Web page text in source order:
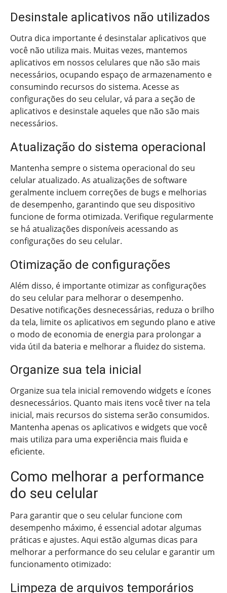
Desinstale aplicativos não utilizados
Outra dica importante é desinstalar aplicativos que
você não utiliza mais. Muitas vezes, mantemos
aplicativos em nossos celulares que não são mais
necessários, ocupando espaço de armazenamento e
consumindo recursos do sistema. Acesse as
configurações do seu celular, vá para a seção de
aplicativos e desinstale aqueles que não são mais
necessários.
Atualização do sistema operacional
Mantenha sempre o sistema operacional do seu
celular atualizado. As atualizações de software
geralmente incluem correções de bugs e melhorias
de desempenho, garantindo que seu dispositivo
funcione de forma otimizada. Verifique regularmente
se há atualizações disponíveis acessando as
configurações do seu celular.
Otimização de configurações
Além disso, é importante otimizar as configurações
do seu celular para melhorar o desempenho.
Desative notificações desnecessárias, reduza o brilho
da tela, limite os aplicativos em segundo plano e ative
o modo de economia de energia para prolongar a
vida útil da bateria e melhorar a fluidez do sistema.
Organize sua tela inicial
Organize sua tela inicial removendo widgets e ícones
desnecessários. Quanto mais itens você tiver na tela
inicial, mais recursos do sistema serão consumidos.
Mantenha apenas os aplicativos e widgets que você
mais utiliza para uma experiência mais fluida e
eficiente.
Como melhorar a performance
do seu celular
Para garantir que o seu celular funcione com
desempenho máximo, é essencial adotar algumas
práticas e ajustes. Aqui estão algumas dicas para
melhorar a performance do seu celular e garantir um
funcionamento otimizado:
Limpeza de arquivos temporários